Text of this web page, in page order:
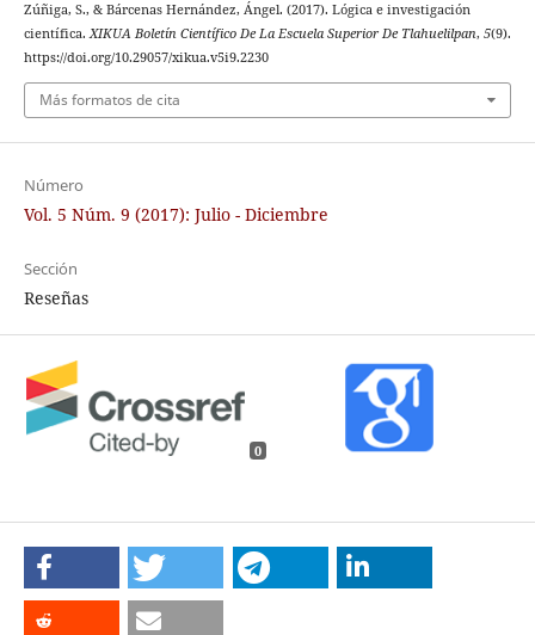
Zúñiga, S., & Bárcenas Hernández, Ángel. (2017). Lógica e investigación
científica.XIKUA Boletín Científico De La Escuela Superior De Tlahuelilpan, 5(9).
https://doi.org/10.29057/xikua.v5i9.2230
Más formatos de cita
Número
Vol. 5 Núm. 9 (2017): Julio - Diciembre
Sección
Reseñas
0